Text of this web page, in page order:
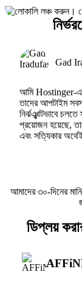
Gad
আমি Hostinger-এর
তাদের আপটাইম
নির্ঝঞ্ঝাটভাবে
প্রয়োজন হয়েছে,
এবং সত্যিকার
আমাদের ৩০-দিনের
ডিপ্লয়